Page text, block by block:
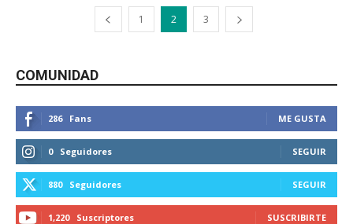
1 2 3
COMUNIDAD
286 Fans ME GUSTA
0 Seguidores SEGUIR
880 Seguidores SEGUIR
1,220 Suscriptores SUSCRIBIRTE